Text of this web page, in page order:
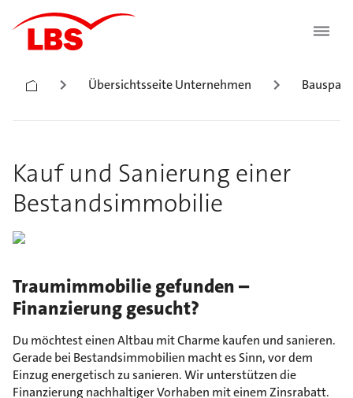
Übersichtsseite Unternehmen
Kauf und Sanierung einer
Bestandsimmobilie
Traumimmobilie gefunden –
Finanzierung gesucht?
Du möchtest einen Altbau mit Charme kaufen und sanieren.
Gerade bei Bestandsimmobilien macht es Sinn, vor dem
Einzug energetisch zu sanieren. Wir unterstützen die
Finanzierung nachhaltiger Vorhaben mit einem Zinsrabatt.